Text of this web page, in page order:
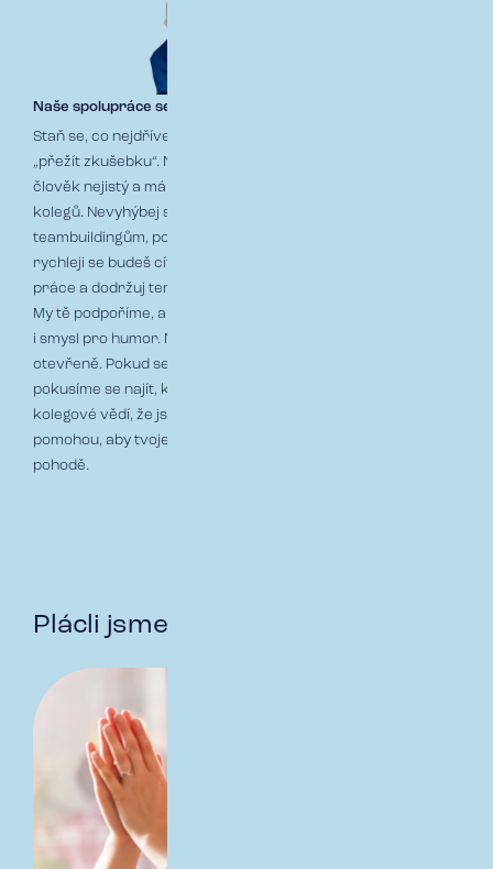
Naše spolupráce se může rozjet na plné obrátky…
Staň se, co nejdříve, součástí týmu! Tady je pár tipů a rad, jak
„přežítzkušebku“. Nemusíš se bát! Víme, že první dny je
člověk nejistý a má obavy z nového prostředí, z nových
kolegů. Nevyhýbej se ani firemním aktivitám a
teambuildingům, poznáš tím tak firemní kulturu, své kolegy a
rychleji se budeš cítit ve firmě jako ryba ve vodě. Neboj se
práce a dodržuj termíny – blýskni se v tom nejlepším světle.
My tě podpoříme, abys mohl ukázat své silné stránky a třeba
i smysl pro humor. Nepřestávej se ptát a komunikuj
otevřeně. Pokud se něco nepovede, hlavu ti neutrhneme,
pokusíme se najít, kde byl problém a zkusíme to znovu. Tvoji
kolegové vědí, že jsi teprve nastoupil a ochotně ti
pomohou,aby tvoje
pohodě.
Plácli jsme si a co potom?